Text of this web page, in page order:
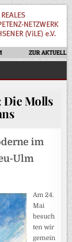
ZUR AKTUELLEN
Die Molls
im
Ulm
Am 24.
Mai
besuch
ten wir
gemein